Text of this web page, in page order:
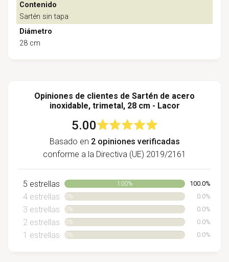
Contenido
Sartén sin tapa
Diámetro
28 cm
Opiniones de clientes de Sartén de acero
inoxidable, trimetal, 28 cm - Lacor
5.00
Basado en 2 opiniones verificadas
conforme a la Directiva (UE) 2019/2161
5 estrellas 100% 100.0%
4 estrellas 0% 0.0%
3 estrellas 0% 0.0%
2 estrellas 0% 0.0%
1 estrellas 0% 0.0%